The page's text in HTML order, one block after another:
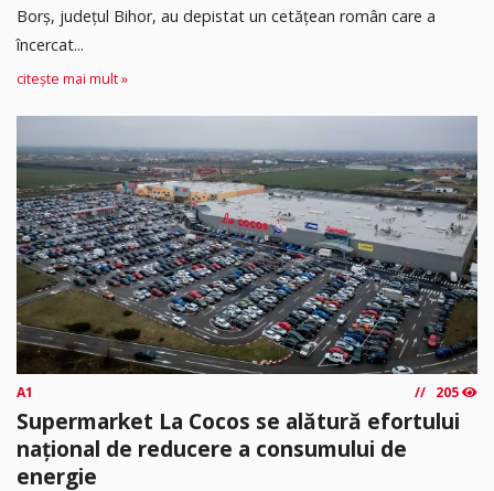
Borș, județul Bihor, au depistat un cetățean român care a
încercat...
citește mai mult »
A1 205
Supermarket La Cocos se alătură efortului
național de reducere a consumului de
energie